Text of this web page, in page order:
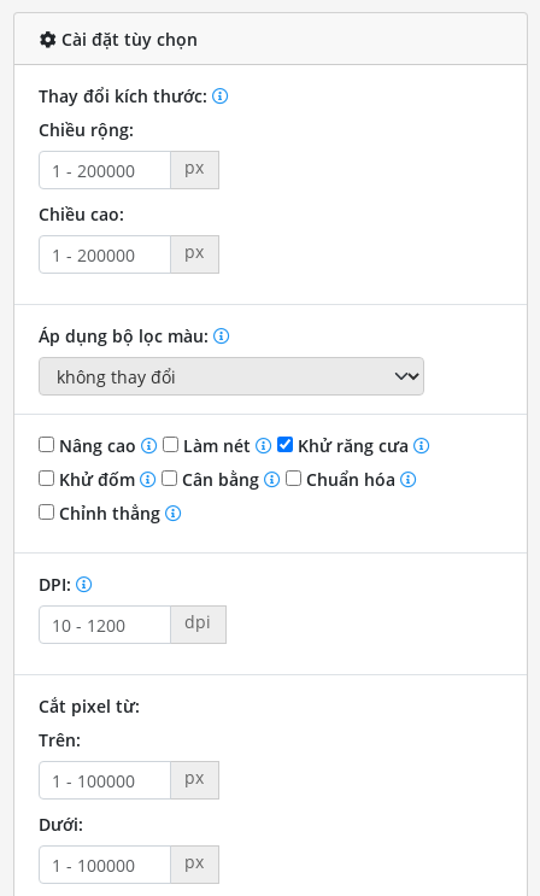
Cài đặt tùy chọn
Thay đổi kích thước:
Chiều rộng:
px
Chiều cao:
px
Áp dụng bộ lọc màu:
Nâng cao Làm nét
Khử răng cưa
Khử đốm
Cân bằng
Chuẩn hóa
Chỉnh thẳng
DPI:
dpi
Cắt pixel từ:
Trên:
px
Dưới:
px